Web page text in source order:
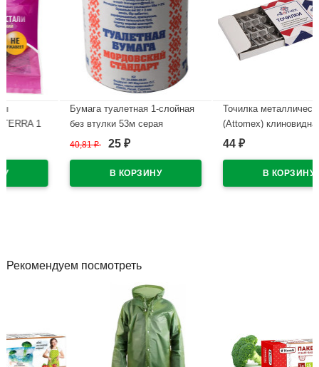
Бумага туалетная 1-слойная
без втулки 53м серая
Мордовский стандарт
В наличии
25₽
Точилка металлическая
(Attomex) клиновидная
двойная арт.4071305
В наличии
Рекомендуем посмотреть